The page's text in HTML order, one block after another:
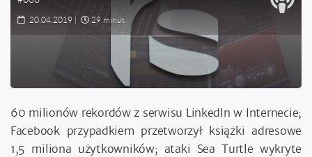
20.04.2019 | 29 minut
60 milionów rekordów z serwisu LinkedIn w Internecie;
Facebook przypadkiem przetworzył książki adresowe
1,5 miliona użytkowników; ataki Sea Turtle wykryte